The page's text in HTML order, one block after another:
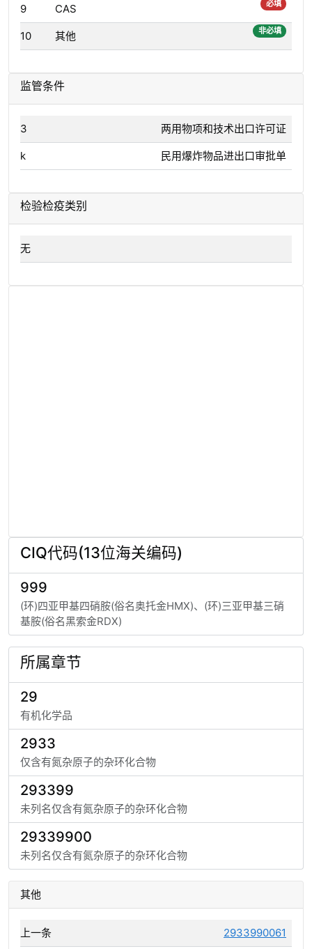
9 CAS 必填
10 其他 非必填
监管条件
3 两用物项和技术出口许可证
k 民用爆炸物品进出口审批单
检验检疫类别
无
CIQ代码(13位海关编码)
999
(环)四亚甲基四硝胺(俗名奥托金HMX)、(环)三亚甲基三硝
基胺(俗名黑索金RDX)
所属章节
29
有机化学品
2933
仅含有氮杂原子的杂环化合物
293399
未列名仅含有氮杂原子的杂环化合物
29339900
未列名仅含有氮杂原子的杂环化合物
其他
上一条 2933990061